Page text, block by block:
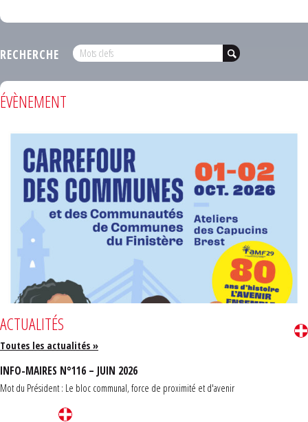
RECHERCHE
ÉVÈNEMENT
ACTUALITÉS
Toutes les actualités »
INFO-MAIRES N°116 – JUIN 2026
Mot du Président : Le bloc communal, force de proximité et d'avenir